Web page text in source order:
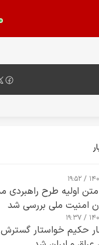
اولیه طرح راهبردی
امنیت ملی بررسی شد
حکیم خواستار